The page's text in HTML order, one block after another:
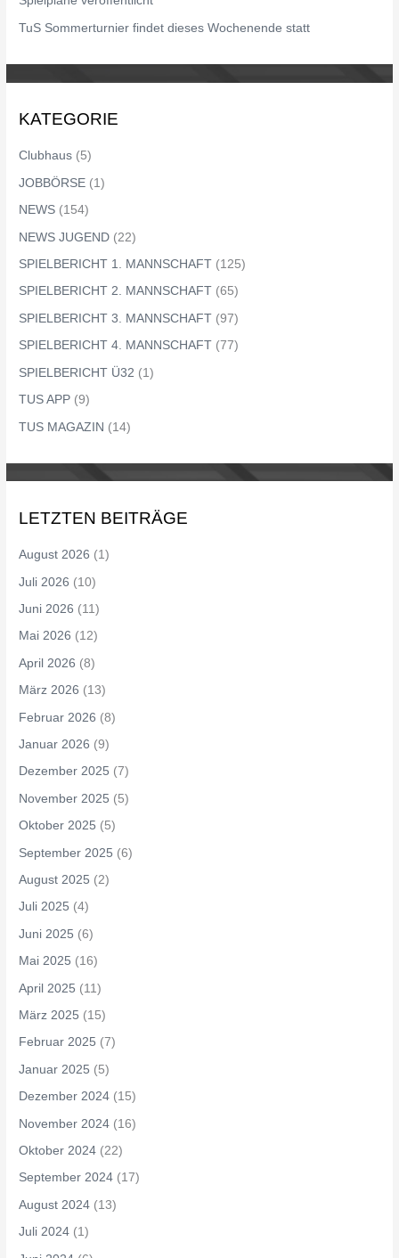
:
TuS Sommerturnier findet dieses Wochenende statt
KATEGORIE
Clubhaus (5)
JOBBÖRSE (1)
NEWS (154)
NEWS JUGEND (22)
SPIELBERICHT 1. MANNSCHAFT (125)
SPIELBERICHT 2. MANNSCHAFT (65)
SPIELBERICHT 3. MANNSCHAFT (97)
SPIELBERICHT 4. MANNSCHAFT (77)
SPIELBERICHT Ü32 (1)
TUS APP (9)
TUS MAGAZIN (14)
LETZTEN BEITRÄGE
August 2026 (1)
Juli 2026 (10)
Juni 2026 (11)
Mai 2026 (12)
April 2026 (8)
März 2026 (13)
Februar 2026 (8)
Januar 2026 (9)
Dezember 2025 (7)
November 2025 (5)
Oktober 2025 (5)
September 2025 (6)
August 2025 (2)
Juli 2025 (4)
Juni 2025 (6)
Mai 2025 (16)
April 2025 (11)
März 2025 (15)
Februar 2025 (7)
Januar 2025 (5)
Dezember 2024 (15)
November 2024 (16)
Oktober 2024 (22)
September 2024 (17)
August 2024 (13)
Juli 2024 (1)